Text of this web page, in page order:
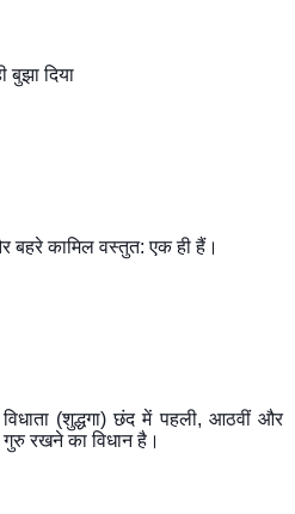
दिया
बहरे कामिल वस्तुत: एक ही हैं।
(शुद्धगा) छंद में पहली, आठवीं और
गुरु रखने का विधान है।